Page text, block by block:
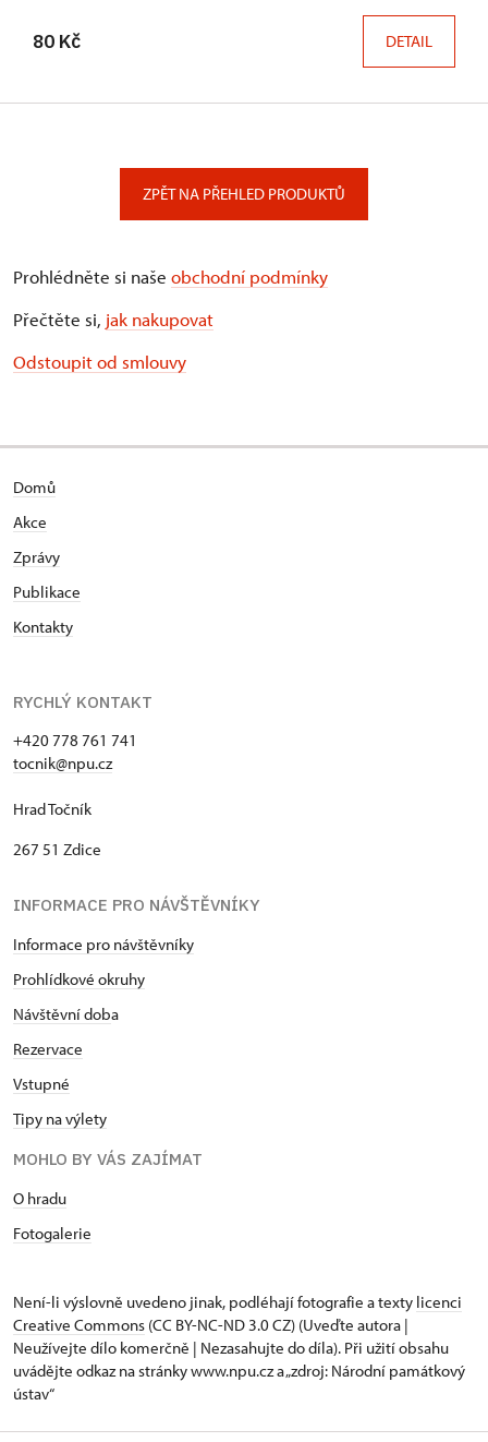
80 Kč DETAIL
ZPĚT NA PŘEHLED PRODUKTŮ
Prohlédněte si naše obchodní podmínky
Přečtěte si, jak nakupovat
Odstoupit od smlouvy
Domů
Akce
Zprávy
Publikace
Kontakty
RYCHLÝ KONTAKT
+420 778 761 741
tocnik@npu.cz
Hrad Točník
267 51 Zdice
INFORMACE PRO NÁVŠTĚVNÍKY
Informace pro návštěvníky
Prohlídkové okruhy
Návštěvní doba
Rezervace
Vstupné
Tipy na výlety
MOHLO BY VÁS ZAJÍMAT
O hradu
Fotogalerie
Není-li výslovně uvedeno jinak, podléhají fotografie a texty licenci
Creative Commons (CC BY-NC-ND 3.0 CZ) (Uveďte autora |
Neužívejte dílo komerčně | Nezasahujte do díla). Při užití obsahu
uvádějte odkaz na stránky www.npu.cz a „zdroj: Národní památkový
ústav“